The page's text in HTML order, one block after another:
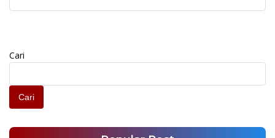
Makassar Shalat Subuh
Cari
Cari